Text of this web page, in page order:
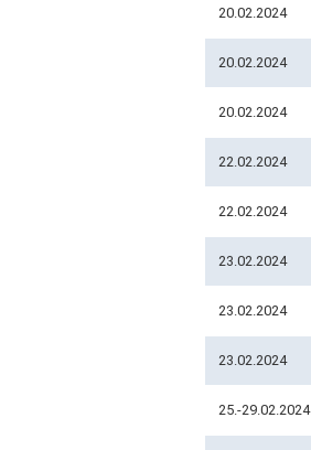
20.02.2024
20.02.2024
20.02.2024
22.02.2024
22.02.2024
23.02.2024
23.02.2024
23.02.2024
25.-29.02.2024